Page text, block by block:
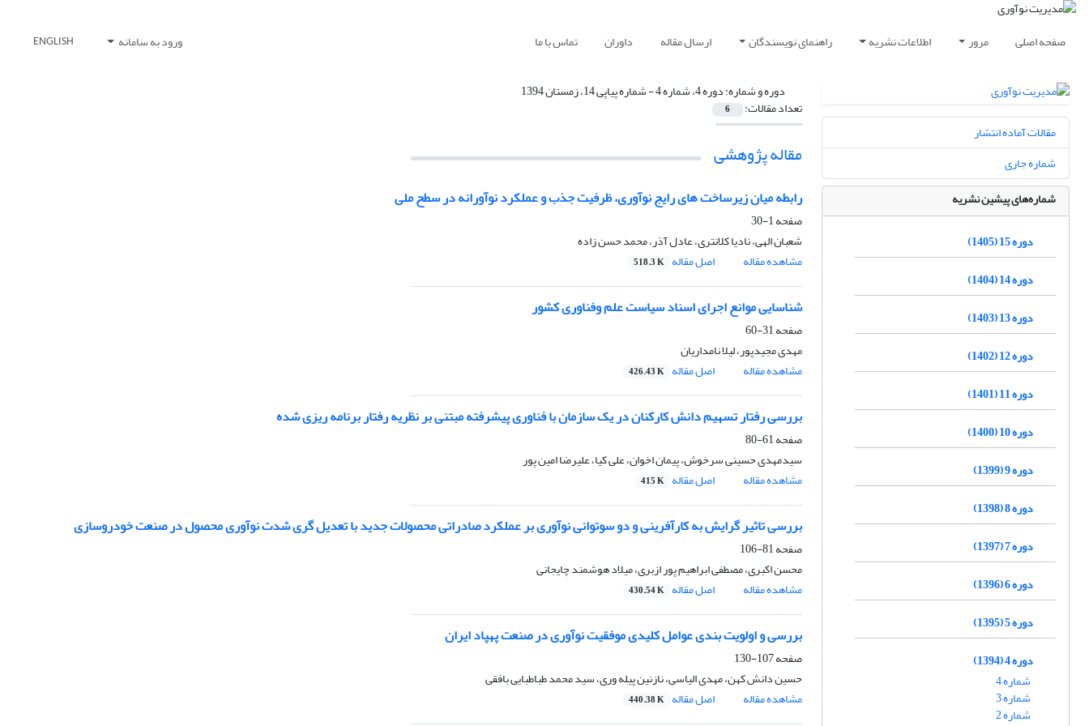
صفحه اصلی مرور اطلاعات نشریه راهنمای نویسندگان ارسال مقاله داوران تماس با ما ورود به سامانه ENGLISH
دوره و شماره:دوره 4، شماره 4 - شماره پیاپی 14، زمستان 1394
تعداد مقالات: 6
مقاله پژوهشی
رابطه میان زیرساخت های رایج نوآوری، ظرفیت جذب و عملکرد نوآورانه در سطح ملی
صفحه1-30
شعبان الهی، نادیا کلانتری، عادل آذر، محمد حسن زاده
مشاهده مقاله
اصل مقاله 518.3 K
شناسایی موانع اجرای اسناد سیاست علم وفناوری کشور
صفحه31-60
مهدی مجیدپور، لیلا نامداریان
مشاهده مقاله
اصل مقاله 426.43 K
بررسی رفتار تسهیم دانش کارکنان در یک سازمان با فناوری پیشرفته مبتنی بر نظریه رفتار برنامه ریزی شده
صفحه61-80
سیدمهدی حسینی سرخوش، پیمان اخوان، علی کیا، علیرضا امین پور
مشاهده مقاله
اصل مقاله 415 K
بررسی تاثیر گرایش به کارآفرینی و دو سوتوانی نوآوری بر عملکرد صادراتی محصولات جدید با تعدیل گری شدت نوآوری محصول در صنعت خودروسازی
صفحه81-106
محسن اکبری، مصطفی ابراهیم پور ازبری، میلاد هوشمند چایجانی
مشاهده مقاله
اصل مقاله 430.54 K
بررسی و اولویت بندی عوامل کلیدی موفقیت نوآوری در صنعت پهپاد ایران
صفحه107-130
حسین دانش کهن، مهدی الیاسی، نازنین پیله وری، سید محمد طباطبایی بافقی
مشاهده مقاله
اصل مقاله 440.38 K
مقالات آماده انتشار
شماره جاری
شماره‌های پیشین نشریه
دوره 15 (1405)
دوره 14 (1404)
دوره 13 (1403)
دوره 12 (1402)
دوره 11 (1401)
دوره 10 (1400)
دوره 9 (1399)
دوره 8 (1398)
دوره 7 (1397)
دوره 6 (1396)
دوره 5 (1395)
دوره 4 (1394)
شماره 4
شماره 3
شماره 2